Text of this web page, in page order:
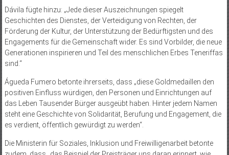
Dávila fügte hinzu: „Jede dieser Auszeichnungen spiegelt
Geschichten des Dienstes, der Verteidigung von Rechten, der
Förderung der Kultur, der Unterstützung der Bedürftigsten und des
Engagements für die Gemeinschaft wider. Es sind Vorbilder, die neue
Generationen inspirieren und Teil des menschlichen Erbes Teneriffas
sind.“
Águeda Fumero betonte ihrerseits, dass „diese Goldmedaillen den
positiven Einfluss würdigen, den Personen und Einrichtungen auf
das Leben Tausender Bürger ausgeübt haben. Hinter jedem Namen
steht eine Geschichte von Solidarität, Berufung und Engagement, die
es verdient, öffentlich gewürdigt zu werden“.
Die Ministerin für Soziales, Inklusion und Freiwilligenarbeit betonte